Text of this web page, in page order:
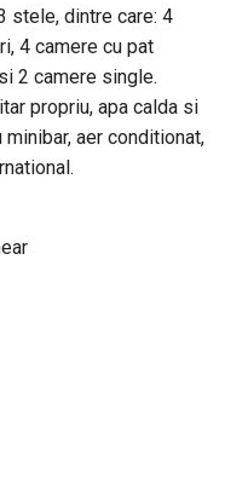
stele, dintre care: 4
4 camere cu pat
2 camere single.
propriu, apa calda si
aer conditionat,